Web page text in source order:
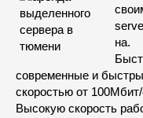
на.
современные и
скоростью от
Высокую скорость